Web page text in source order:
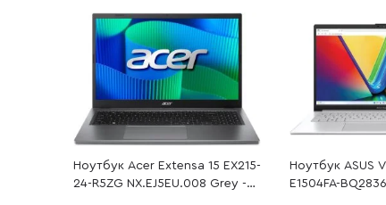
Ноутбук Acer Extensa 15 EX215-
24-R5ZG NX.EJ5EU.008 Grey -
Ноутбук ASUS
E1504FA-